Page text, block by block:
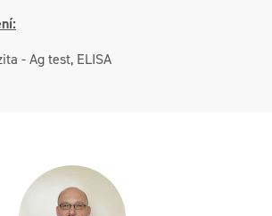
- Ag test, ELISA